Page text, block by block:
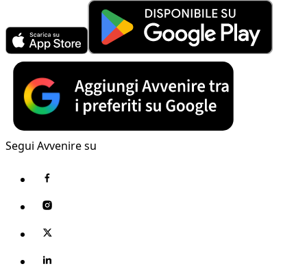
Segui Avvenire su